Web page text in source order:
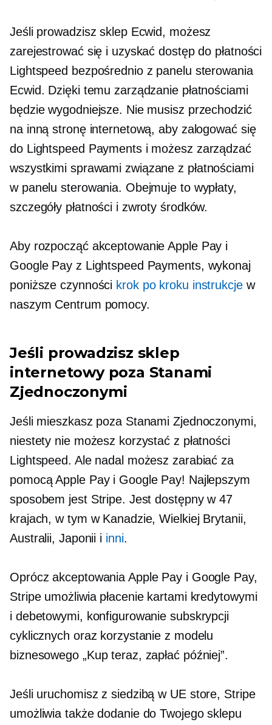
Jeśli prowadzisz sklep Ecwid, możesz
zarejestrować się i uzyskać dostęp do płatności
Lightspeed bezpośrednio z panelu sterowania
Ecwid. Dzięki temu zarządzanie płatnościami
będzie wygodniejsze. Nie musisz przechodzić
na inną stronę internetową, aby zalogować się
do Lightspeed Payments i możesz zarządzać
wszystkimi sprawami związane z płatnościami
w panelu sterowania. Obejmuje to wypłaty,
szczegóły płatności i zwroty środków.
Aby rozpocząć akceptowanie Apple Pay i
Google Pay z Lightspeed Payments, wykonaj
poniższe czynności krok po kroku instrukcjew
naszym Centrum pomocy.
Jeśli prowadzisz sklep
internetowy poza Stanami
Zjednoczonymi
Jeśli mieszkasz poza Stanami Zjednoczonymi,
niestety nie możesz korzystać z płatności
Lightspeed. Ale nadal możesz zarabiać za
pomocą Apple Pay i Google Pay! Najlepszym
sposobem jest Stripe. Jest dostępny w 47
krajach, w tym w Kanadzie, Wielkiej Brytanii,
Australii, Japonii i inni.
Oprócz akceptowania Apple Pay i Google Pay,
Stripe umożliwia płacenie kartami kredytowymi
i debetowymi, konfigurowanie subskrypcji
cyklicznych oraz korzystanie z modelu
biznesowego „Kup teraz, zapłać później”.
Jeśli uruchomisz z siedzibą w UEstore, Stripe
umożliwia także dodanie do Twojego sklepu